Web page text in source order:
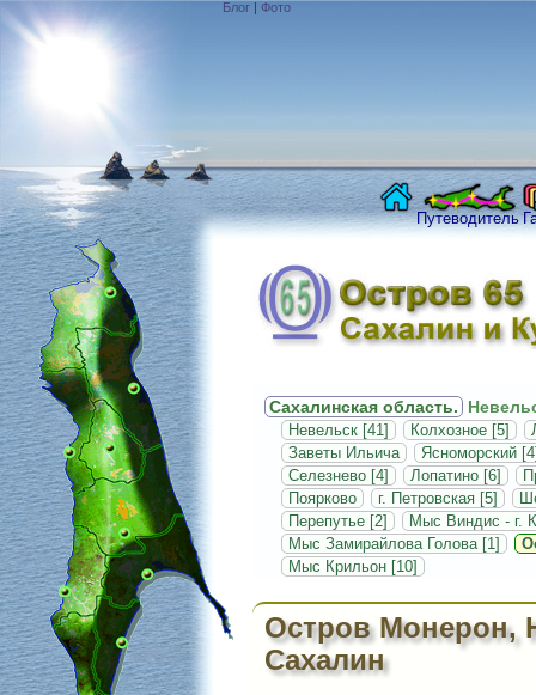
Блог | Фото
Путеводитель
Сахалинская область.
Невельск [41] Колхозное [5]
Заветы Ильича
Ясноморский
Селезнево [4]
Лопатино [6]
Поярково
г. Петровская [5]
Перепутье [2]
Мыс Виндис - г.
Мыс Замирайлова Голова [1]
Мыс Крильон [10]
Остров Монерон,
Сахалин